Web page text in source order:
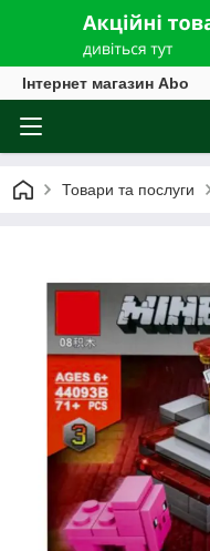
Інтернет магазин Abo
Товари та послуги